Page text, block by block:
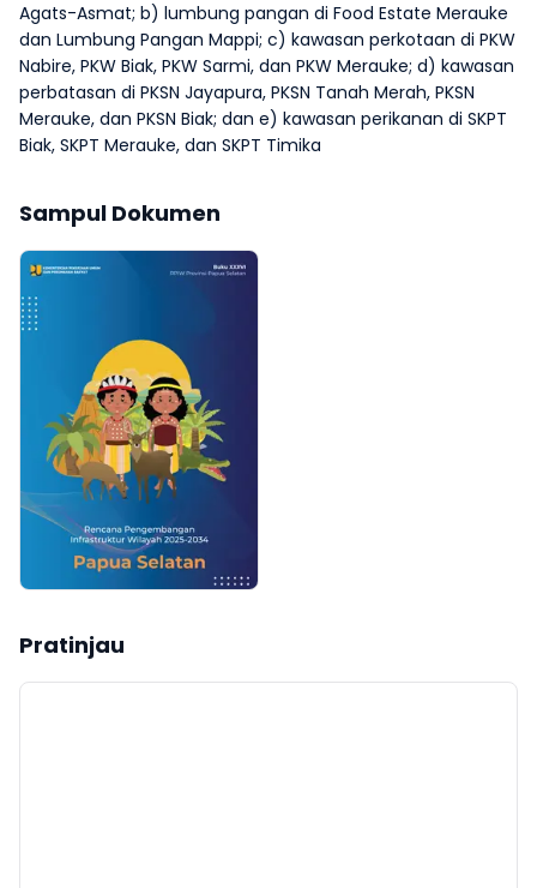
Agats-Asmat; b) lumbung pangan di Food Estate Merauke
dan Lumbung Pangan Mappi; c) kawasan perkotaan di PKW
Nabire, PKW Biak, PKW Sarmi, dan PKW Merauke; d) kawasan
perbatasan di PKSN Jayapura, PKSN Tanah Merah, PKSN
Merauke, dan PKSN Biak; dan e) kawasan perikanan di SKPT
Biak, SKPT Merauke, dan SKPT Timika
Sampul Dokumen
Pratinjau